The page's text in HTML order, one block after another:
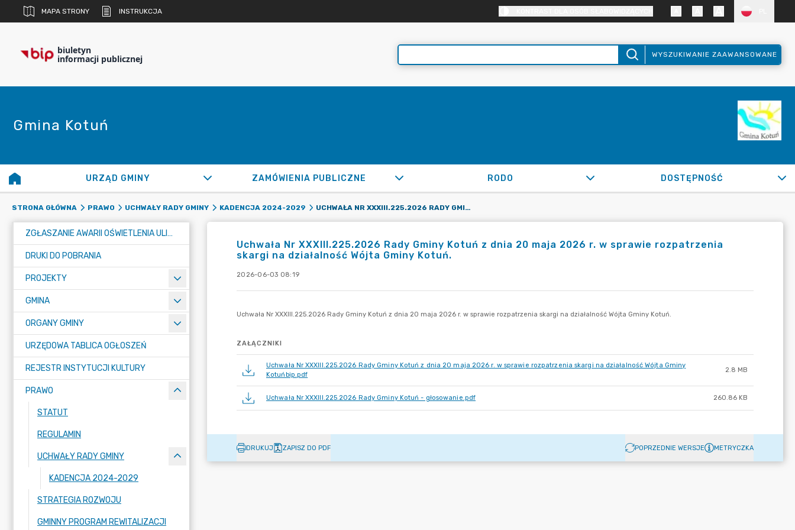
MAPA STRONY INSTRUKCJA
biuletyn
informacji publicznej WYSZUKIWANIE ZAAWANSOWANE
Gmina Kotuń
URZĄD GMINY ZAMÓWIENIA PUBLICZNE RODO DOSTĘPNOŚĆ
STRONA GŁÓWNA PRAWO UCHWAŁY RADY GMINY KADENCJA 2024-2029 UCHWAŁA NR XXXIII.225.2026 RADY GMINY KOTUŃ Z DNIA 20 MAJA 2026 R. W SPRAWIE ROZPATRZENIA SKARGI NA DZIAŁALNOŚĆ WÓJTA GMINY KOTUŃ.
ZGŁASZANIE AWARII OŚWIETLENIA ULICZNEGO
DRUKI DO POBRANIA
PROJEKTY
GMINA
ORGANY GMINY
URZĘDOWA TABLICA OGŁOSZEŃ
REJESTR INSTYTUCJI KULTURY
PRAWO
STATUT
REGULAMIN
UCHWAŁY RADY GMINY
KADENCJA 2024-2029
STRATEGIA ROZWOJU
GMINNY PROGRAM REWITALIZACJI
Uchwała Nr XXXIII.225.2026 Rady Gminy Kotuń z dnia 20 maja 2026 r. w sprawie rozpatrzenia
skargi na działalność Wójta Gminy Kotuń.
2026-06-03 08:19
ZAŁĄCZNIKI
Uchwała Nr XXXIII.225.2026 Rady Gminy Kotuń z dnia 20 maja 2026 r. w sprawie rozpatrzenia skargi na działalność Wójta Gminy
Kotuńbip.pdf
2.8 MB
Uchwała Nr XXXIII.225.2026 Rady Gminy Kotuń - głosowanie.pdf 260.86 KB
DRUKUJ ZAPISZ DO PDF POPRZEDNIE WERSJE METRYCZKA